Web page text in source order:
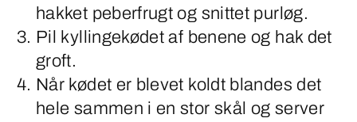
hakket peberfrugt og snittet purløg.
Pil kyllingekødet af benene og hak det
groft.
Når kødet er blevet koldt blandes det
hele sammen i en stor skål og server